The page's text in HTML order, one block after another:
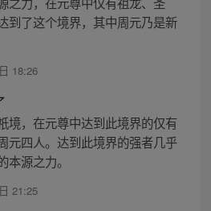
到了这个境界，其中周元乃是新
18:26
境，在元尊中达到此境界的仅有
元四人。达到此境界的强者几乎
源之力。
21:25